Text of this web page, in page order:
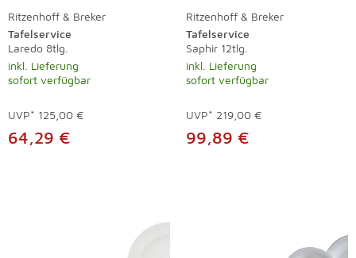
Ritzenhoff & Breker
Tafelservice
Laredo 8tlg.
inkl. Lieferung
sofort verfügbar
UVP* 125,00 €
64,29 €
Ritzenhoff & Breker
Tafelservice
Saphir 12tlg.
inkl. Lieferung
sofort verfügbar
UVP* 219,00 €
99,89 €